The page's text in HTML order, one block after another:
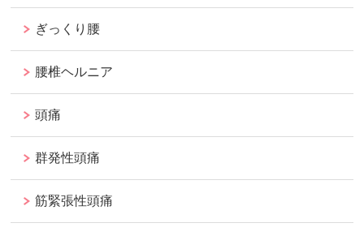
ぎっくり腰
腰椎ヘルニア
頭痛
群発性頭痛
筋緊張性頭痛